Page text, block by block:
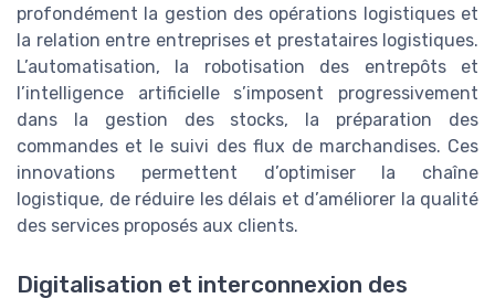
profondément la gestion des opérations logistiques et
la relation entre entreprises et prestataires logistiques.
L’automatisation, la robotisation des entrepôts et
l’intelligence artificielle s’imposent progressivement
dans la gestion des stocks, la préparation des
commandes et le suivi des flux de marchandises. Ces
innovations permettent d’optimiser la chaîne
logistique, de réduire les délais et d’améliorer la qualité
des services proposés aux clients.
Digitalisation et interconnexion des